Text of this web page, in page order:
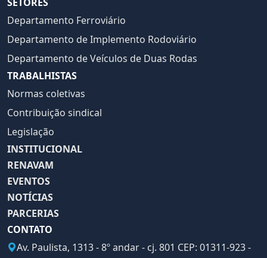
Departamento Ferroviário
Departamento de Implemento Rodoviário
Departamento de Veículos de Duas Rodas
TRABALHISTAS
Normas coletivas
Contribuição sindical
Legislação
INSTITUCIONAL
RENAVAM
EVENTOS
NOTÍCIAS
PARCERIAS
CONTATO
Av. Paulista, 1313 - 8º andar - cj. 801 CEP: 01311-923 -